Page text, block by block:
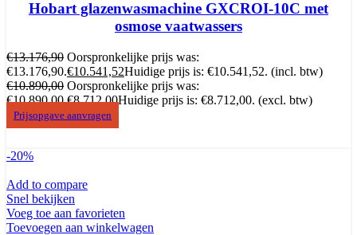
Hobart glazenwasmachine GXCROI-10C met
osmose vaatwassers
€13.176,90 Oorspronkelijke prijs was:
€13.176,90.€10.541,52Huidige prijs is: €10.541,52. (incl. btw)
€10.890,00 Oorspronkelijke prijs was:
€10.890,00.€8.712,00Huidige prijs is: €8.712,00. (excl. btw)
Prijsopgave aanvragen
-20%
Add to compare
Snel bekijken
Voeg toe aan favorieten
Toevoegen aan winkelwagen